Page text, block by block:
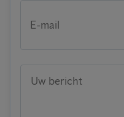
E-mail
Uw bericht